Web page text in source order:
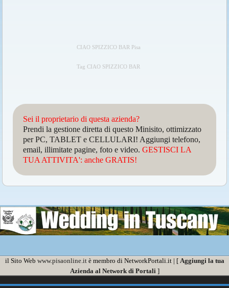
CIAO SPIZZICO BAR Pisa
Tag CIAO SPIZZICO BAR
Sei il proprietario di questa azienda?
Prendi la gestione diretta di questo Minisito, ottimizzato
per PC, TABLET e CELLULARI! Aggiungi telefono,
email, illimitate pagine, foto e video.GESTISCI LA
TUA ATTIVITA': anche GRATIS!
il Sito Web www.pisaonline.itè membro di NetworkPortali.it | [ Aggiungi la tua
Azienda al Network di Portali ]